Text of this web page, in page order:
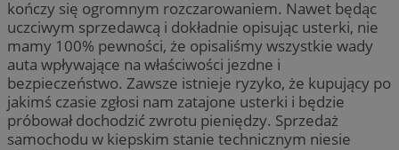
kończy się ogromnym rozczarowaniem. Nawet będąc
uczciwym sprzedawcą i dokładnie opisując usterki, nie
mamy 100% pewności, że opisaliśmy wszystkie wady
auta wpływające na właściwości jezdne i
bezpieczeństwo. Zawsze istnieje ryzyko, że kupujący po
jakimś czasie zgłosi nam zatajone usterki i będzie
próbował dochodzić zwrotu pieniędzy. Sprzedaż
samochodu w kiepskim stanie technicznym niesie